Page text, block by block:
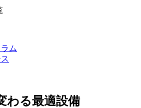
ム
わる最適設備